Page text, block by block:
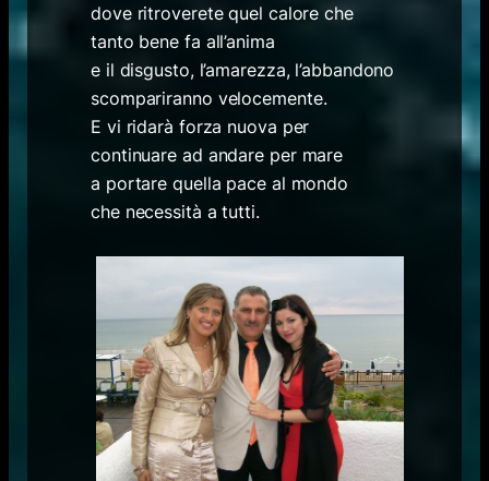
dove ritroverete quel calore che
tanto bene fa all’anima
e il disgusto, l’amarezza, l’abbandono
scompariranno velocemente.
E vi ridarà forza nuova per
continuare ad andare per mare
a portare quella pace al mondo
che necessità a tutti.